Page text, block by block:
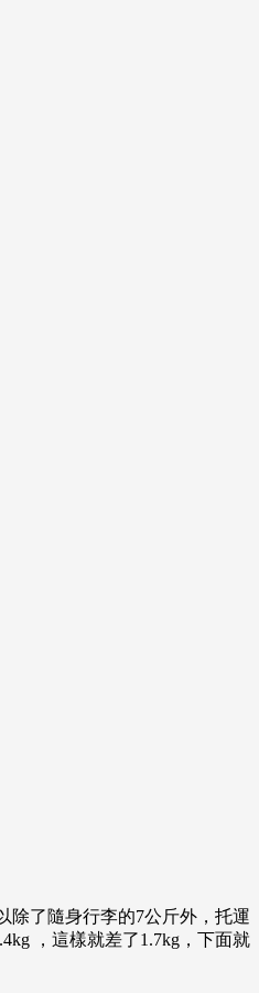
除了隨身行李的7公斤外，托運
，這樣就差了1.7kg，下面就